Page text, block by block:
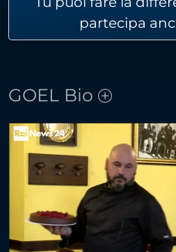
partecipa
GOEL Bio